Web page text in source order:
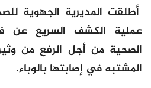
أطلقت المديرية الجهوية
عملية الكشف السريع عن
الصحية من أجل الرفع من
المشتبه في إصابتها بالوباء.